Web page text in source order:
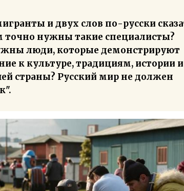
и двух слов по-русски
точно нужны такие специалисты?
люди, которые демонстрируют
к культуре, традициям, истории и
страны? Русский мир не должен